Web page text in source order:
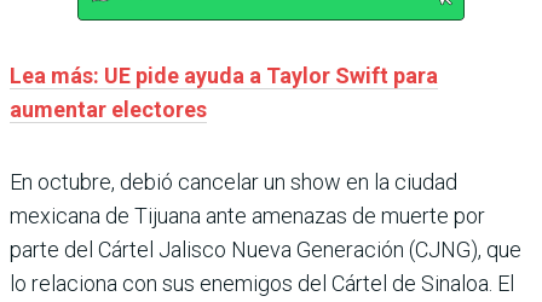
Lea más: UE pide ayuda a Taylor Swift para
aumentar electores
En octubre, debió cancelar un show en la ciudad
mexicana de Tijuana ante amenazas de muerte por
parte del Cártel Jalisco Nueva Generación (CJNG), que
lo relaciona con sus enemigos del Cártel de Sinaloa. El